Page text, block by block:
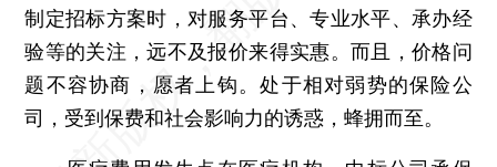
制定招标方案时，对服务平台、专业水平、承办经
验等的关注，远不及报价来得实惠。而且，价格问
题不容协商，愿者上钩。处于相对弱势的保险公
司，受到保费和社会影响力的诱惑，蜂拥而至。